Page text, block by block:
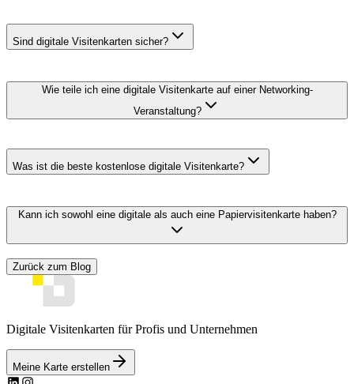
Sind digitale Visitenkarten sicher?
Wie teile ich eine digitale Visitenkarte auf einer Networking-
Veranstaltung?
Was ist die beste kostenlose digitale Visitenkarte?
Kann ich sowohl eine digitale als auch eine Papiervisitenkarte haben?
Zurück zum Blog
Digitale Visitenkarten für Profis und Unternehmen
Meine Karte erstellen